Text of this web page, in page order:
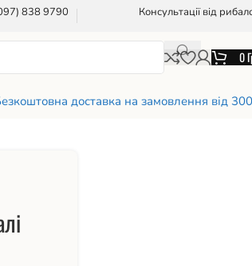
838 9790 Консультації від
0
доставка на замовлення від